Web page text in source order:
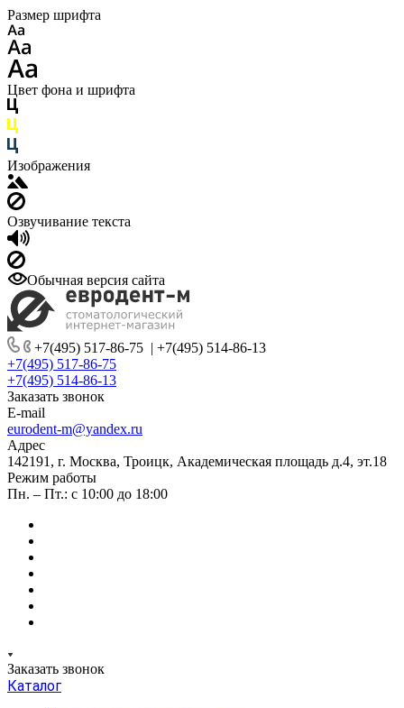
Размер шрифта
Цвет фона и шрифта
Изображения
Озвучивание текста
Обычная версия сайта
+7(495) 517-86-75 | +7(495) 514-86-13
+7(495) 517-86-75
+7(495) 514-86-13
Заказать звонок
E-mail
eurodent-m@yandex.ru
Адрес
142191, г. Москва, Троицк, Академическая площадь д.4, эт.18
Режим работы
Пн. – Пт.: с 10:00 до 18:00
Заказать звонок
Каталог